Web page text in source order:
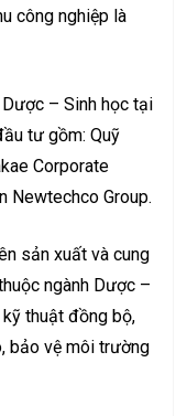
công nghiệp là
– Sinh học tại
tư gồm: Quỹ
Corporate
Newtechco Group.
sản xuất và cung
ngành Dược –
thuật đồng bộ,
bảo vệ môi trường